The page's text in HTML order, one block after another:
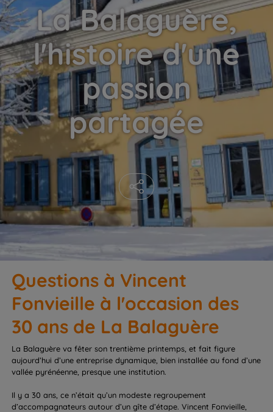
La Balaguère,
l'histoire d'une
passion
partagée
Questions à Vincent
Fonvieille à l'occasion des
30 ans de La Balaguère
La Balaguère va fêter son trentième printemps, et fait figure
aujourd’hui d’une entreprise dynamique, bien installée au fond d’une
vallée pyrénéenne, presque une institution.
Il y a 30 ans, ce n’était qu’un modeste regroupement
d’accompagnateurs autour d’un gîte d’étape. Vincent Fonvieille,